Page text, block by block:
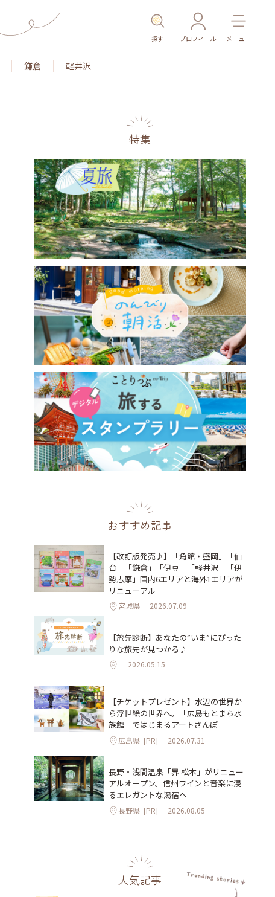
探す プロフィール メニュー
鎌倉 軽井沢
名所・旧跡 温泉・スパ その他施設 ごはん
特集
おすすめ記事
【改訂版発売♪】「角館・盛岡」「仙
台」「鎌倉」「伊豆」「軽井沢」「伊
勢志摩」国内6エリアと海外1エリアが
リニューアル
宮城県 2026.07.09
【旅先診断】あなたの“いま”にぴった
りな旅先が見つかる♪
2026.05.15
【チケットプレゼント】水辺の世界か
ら浮世絵の世界へ。「広島もとまち水
族館」ではじまるアートさんぽ
広島県 [PR] 2026.07.31
長野・浅間温泉「界 松本」がリニュー
アルオープン。信州ワインと音楽に浸
るエレガントな湯宿へ
長野県 [PR] 2026.08.05
人気記事